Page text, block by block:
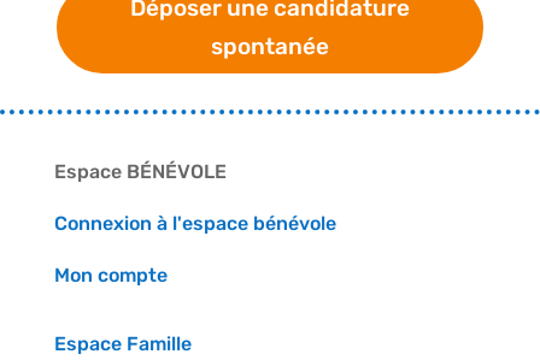
Déposer une candidature
spontanée
Espace BÉNÉVOLE
Connexion à l'espace bénévole
Mon compte
Espace Famille